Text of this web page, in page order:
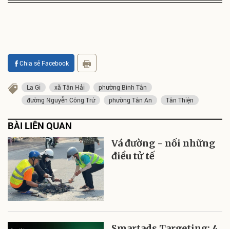
BÀI LIÊN QUAN
Vá đường - nối những
điều tử tế